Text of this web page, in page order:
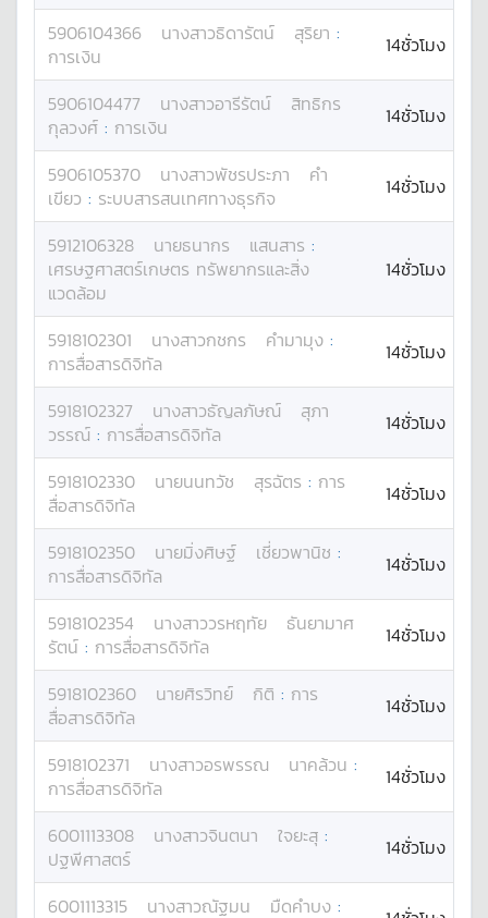
5906104366 นางสาวธิดารัตน์ สุริยา :
การเงิน
14ชั่วโมง
5906104477 นางสาวอารีรัตน์
สิทธิกร
กุลวงศ์ : การเงิน 14ชั่วโมง
5906105370 นางสาวพัชรประภา
คำ
เขียว : ระบบสารสนเทศทางธุรกิจ 14ชั่วโมง
5912106328 นายธนากร แสนสาร :
เศรษฐศาสตร์เกษตร ทรัพยากรและสิ่ง
แวดล้อม
14ชั่วโมง
5918102301 นางสาวกชกร คำมามุง :
การสื่อสารดิจิทัล
14ชั่วโมง
5918102327 นางสาวธัญลภัษณ์
สุภา
วรรณ์ : การสื่อสารดิจิทัล 14ชั่วโมง
5918102330 นายนนทวัช สุรฉัตร : การ
สื่อสารดิจิทัล
14ชั่วโมง
5918102350 นายมิ่งศิษฐ์ เชี่ยวพานิช :
การสื่อสารดิจิทัล
14ชั่วโมง
5918102354 นางสาววรหฤทัย
ธันยามาศ
รัตน์ : การสื่อสารดิจิทัล 14ชั่วโมง
5918102360 นายศิรวิทย์ กิติ : การ
สื่อสารดิจิทัล
14ชั่วโมง
5918102371 นางสาวอรพรรณ นาคล้วน :
การสื่อสารดิจิทัล
14ชั่วโมง
6001113308 นางสาวจินตนา ใจยะสุ :
ปฐพีศาสตร์
14ชั่วโมง
6001113315 นางสาวณัฐมน มืดคำบง :